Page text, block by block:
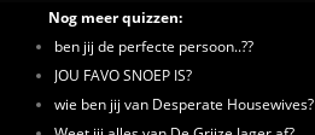
Nog meer quizzen:
ben jij de perfecte persoon..??
JOU FAVO SNOEP IS?
wie ben jij van Desperate Housewives?